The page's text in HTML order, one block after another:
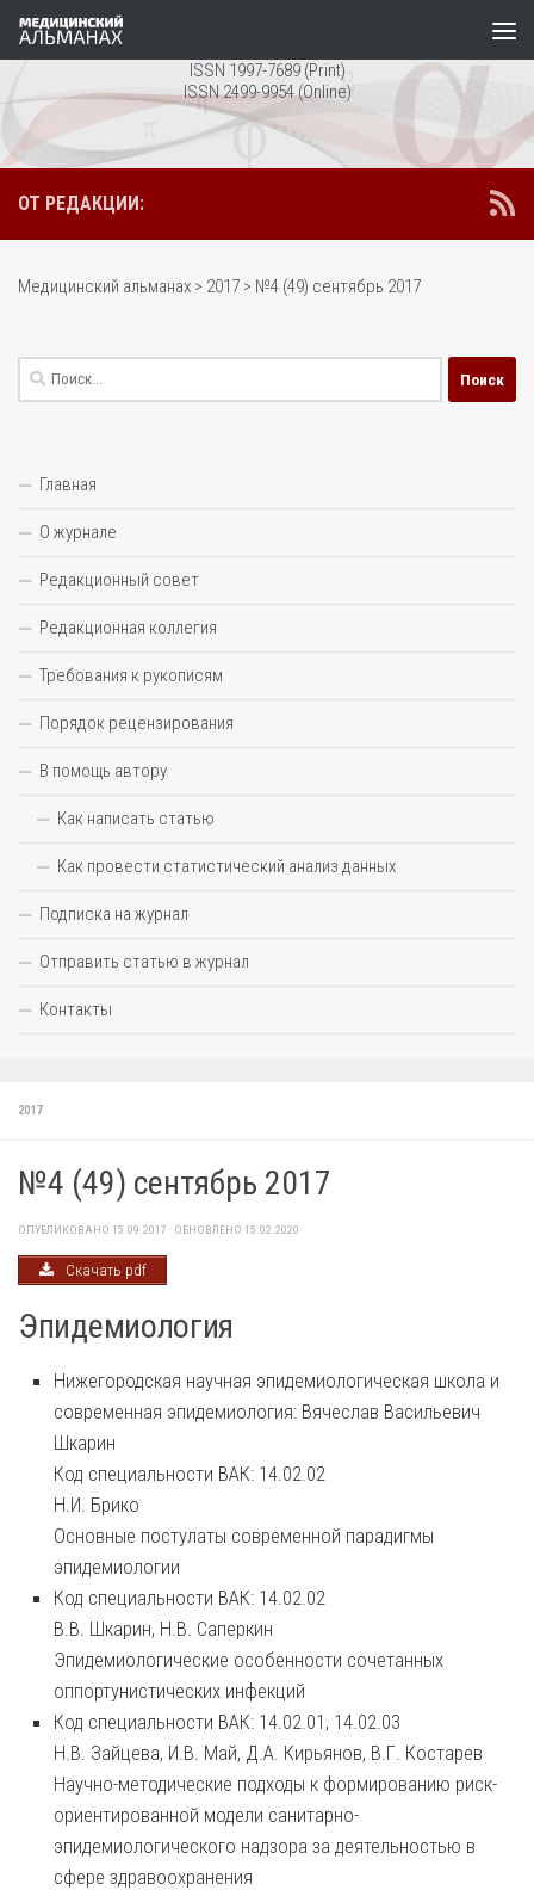
Перейти к содержимому
ISSN 1997-7689 (Print)
ISSN 2499-9954 (Online)
2017
№4 (49) сентябрь 2017
ОПУБЛИКОВАНО 15.09.2017 · ОБНОВЛЕНО 15.02.2020
Скачать pdf
Эпидемиология
Нижегородская научная эпидемиологическая школа и
современная эпидемиология: Вячеслав Васильевич
Шкарин
Код специальности ВАК: 14.02.02
Н.И. Брико
Основные постулаты современной парадигмы
эпидемиологии
Код специальности ВАК: 14.02.02
В.В. Шкарин, Н.В. Саперкин
Эпидемиологические особенности сочетанных
оппортунистических инфекций
Код специальности ВАК: 14.02.01, 14.02.03
Н.В. Зайцева, И.В. Май, Д.А. Кирьянов, В.Г. Костарев
Научно-методические подходы к формированию риск-
ориентированной модели санитарно-
эпидемиологического надзора за деятельностью в
сфере здравоохранения
ОТ РЕДАКЦИИ:
Медицинский альманах > 2017 > №4 (49) сентябрь 2017
Найти:
Главная
О журнале
Редакционный совет
Редакционная коллегия
Требования к рукописям
Порядок рецензирования
В помощь автору
Как написать статью
Как провести статистический анализ данных
Подписка на журнал
Отправить статью в журнал
Контакты